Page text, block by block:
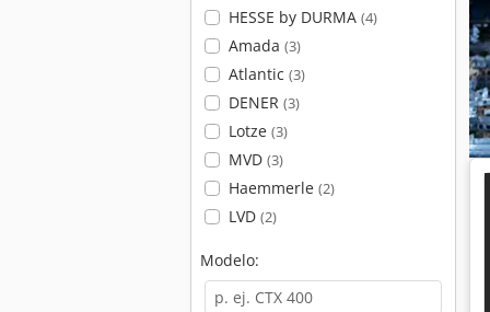
HESSE by DURMA (4)
Amada (3)
Atlantic (3)
DENER (3)
Lotze (3)
MVD (3)
Haemmerle (2)
LVD (2)
Modelo: